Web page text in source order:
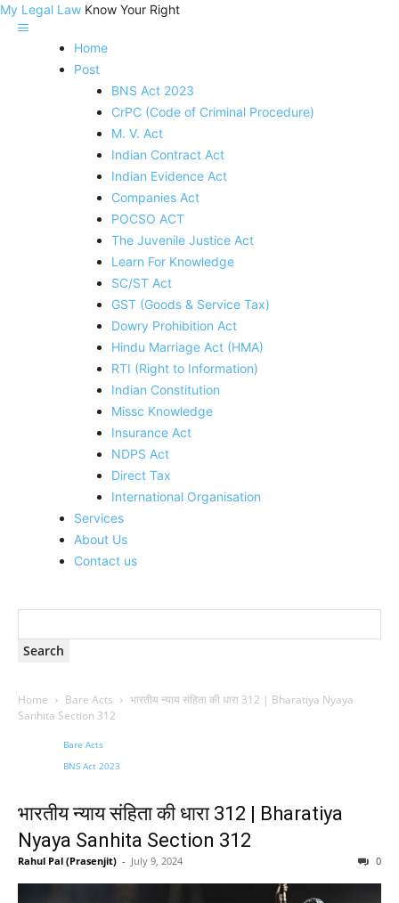
My Legal Law Know Your Right
Home
Post
BNS Act 2023
CrPC (Code of Criminal Procedure)
M. V. Act
Indian Contract Act
Indian Evidence Act
Companies Act
POCSO ACT
The Juvenile Justice Act
Learn For Knowledge
SC/ST Act
GST (Goods & Service Tax)
Dowry Prohibition Act
Hindu Marriage Act (HMA)
RTI (Right to Information)
Indian Constitution
Missc Knowledge
Insurance Act
NDPS Act
Direct Tax
International Organisation
Services
About Us
Contact us
Home Bare Acts
भारतीय न्याय संहिता की धारा 312 | Bharatiya Nyaya
Sanhita Section 312
Bare Acts
BNS Act 2023
भारतीय न्याय संहिता की धारा 312 | Bharatiya
Nyaya Sanhita Section 312
Rahul Pal (Prasenjit) - July 9, 2024 0